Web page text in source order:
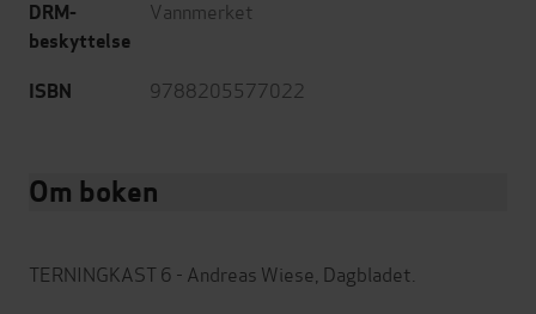
DRM-
beskyttelse
Vannmerket
ISBN 9788205577022
Om boken
TERNINGKAST 6 - Andreas Wiese, Dagbladet.